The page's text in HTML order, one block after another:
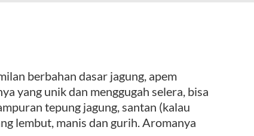
berbahan dasar jagung, apem
yang unik dan menggugah selera, bisa
tepung jagung, santan (kalau
lembut, manis dan gurih. Aromanya